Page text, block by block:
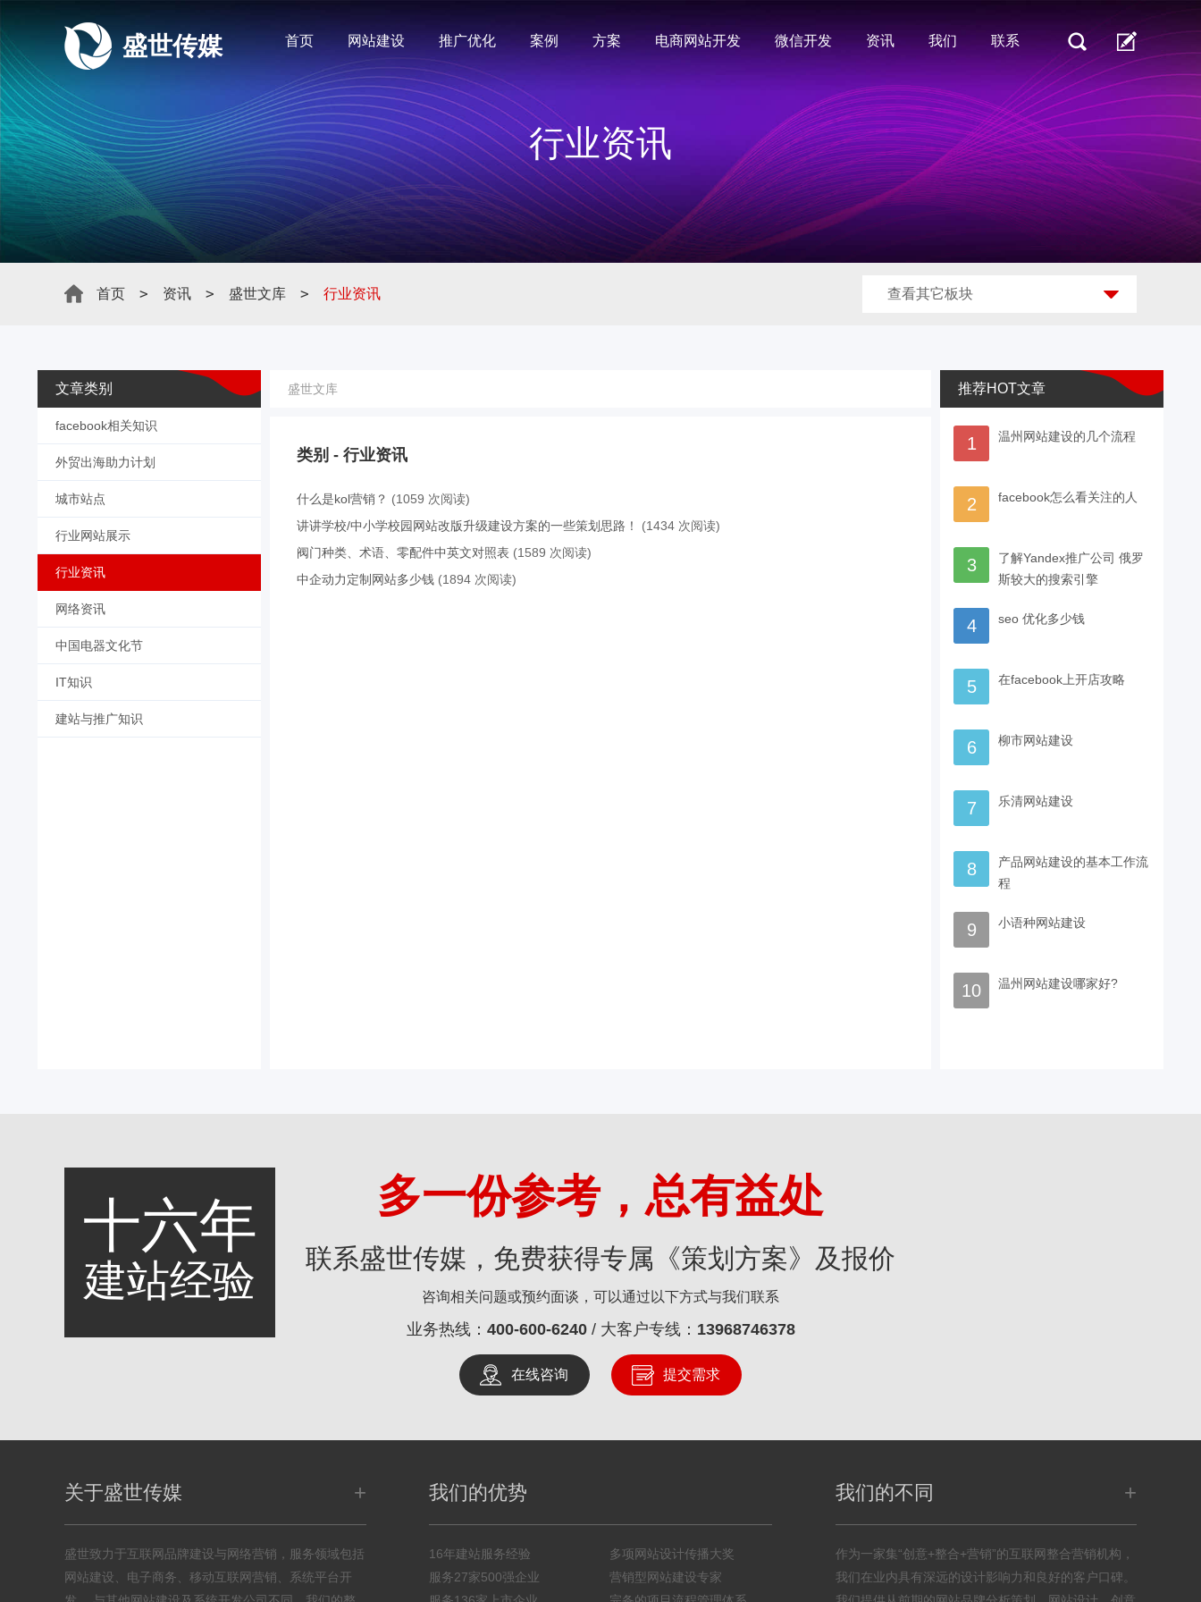
盛世传媒 首页 网站建设 推广优化 案例 方案 电商网站开发 微信开发 资讯 我们 联系
行业资讯
首页 > 资讯 > 盛世文库 > 行业资讯 查看其它板块
文章类别
facebook相关知识
外贸出海助力计划
城市站点
行业网站展示
行业资讯
网络资讯
中国电器文化节
IT知识
建站与推广知识
盛世文库
类别 - 行业资讯
什么是kol营销？ (1059 次阅读)
讲讲学校/中小学校园网站改版升级建设方案的一些策划思路！
(1434 次阅读)
阀门种类、术语、零配件中英文对照表 (1589 次阅读)
中企动力定制网站多少钱 (1894 次阅读)
推荐HOT文章
1 温州网站建设的几个流程
2 facebook怎么看关注的人
3
了解Yandex推广公司 俄罗
斯较大的搜索引擎
4 seo 优化多少钱
5 在facebook上开店攻略
6 柳市网站建设
7 乐清网站建设
8
产品网站建设的基本工作流
程
9 小语种网站建设
10 温州网站建设哪家好?
十六年
建站经验
多一份参考，总有益处
联系盛世传媒，免费获得专属《策划方案》及报价
咨询相关问题或预约面谈，可以通过以下方式与我们联系
业务热线： 400-600-6240/ 大客户专线： 13968746378
在线咨询 提交需求
关于盛世传媒 +
盛世致力于互联网品牌建设与网络营销，服务领域包括
网站建设、电子商务、移动互联网营销、系统平台开
我们的优势
16年建站服务经验
服务27家500强企业
多项网站设计传播大奖
营销型网站建设专家
我们的不同 +
作为一家集“创意+整合+营销”的互联网整合营销机构，
我们在业内具有深远的设计影响力和良好的客户口碑。